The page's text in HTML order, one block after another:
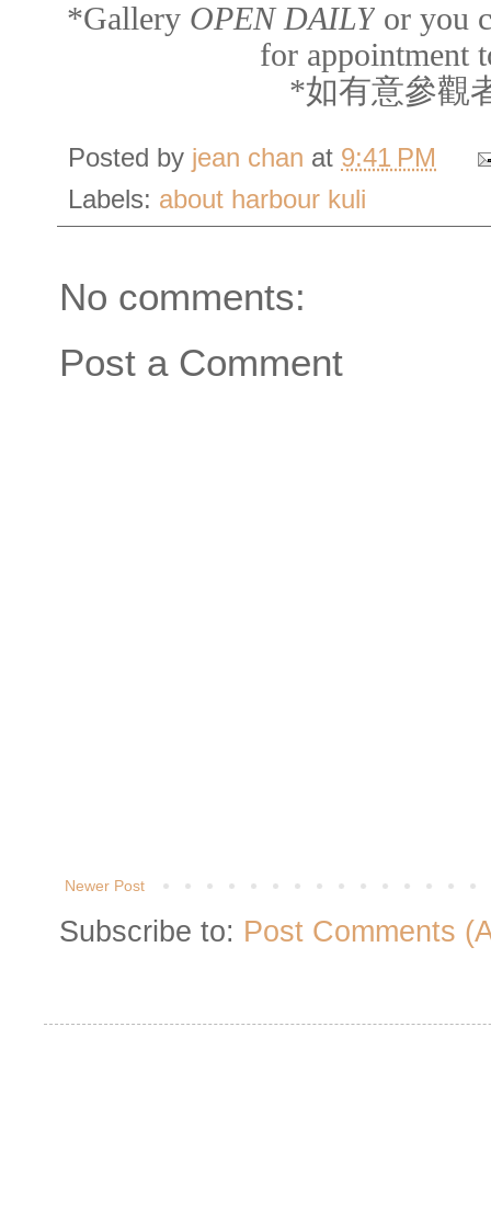
*Gallery OPEN DAILY or you
for appointment
*如有意參觀
Posted by jean chan at 9:41 PM
Labels: about harbour kuli
No comments:
Post a Comment
Newer Post
Subscribe to: Post Comments